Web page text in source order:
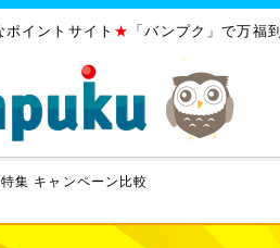
ポイントサイト ★ 「バンプク」で万福到
集 キャンペーン比較